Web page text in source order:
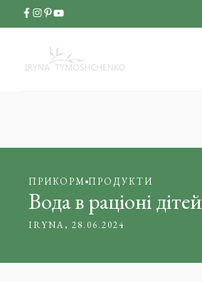
ПРИКОРМ ПРОДУКТИ
Вода в раціоні дітей
IRYNA 28.06.2024